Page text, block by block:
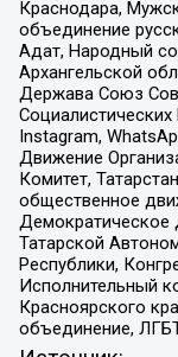
Краснодара,
объединение
Адат, Народный
Архангельской
Держава Союз
Instagram,
Движение
Комитет,
общественное
Демократическое
Татарской
Республики,
Исполнительный
Красноярского
объединение,